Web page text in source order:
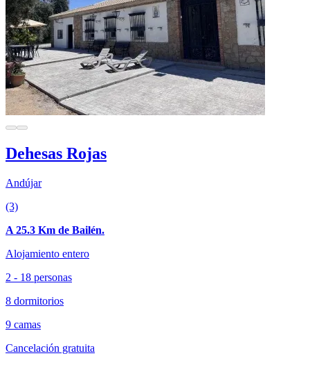
Dehesas Rojas
Andújar
(3)
A 25.3 Km de Bailén.
Alojamiento entero
2 - 18 personas
8 dormitorios
9 camas
Cancelación gratuita